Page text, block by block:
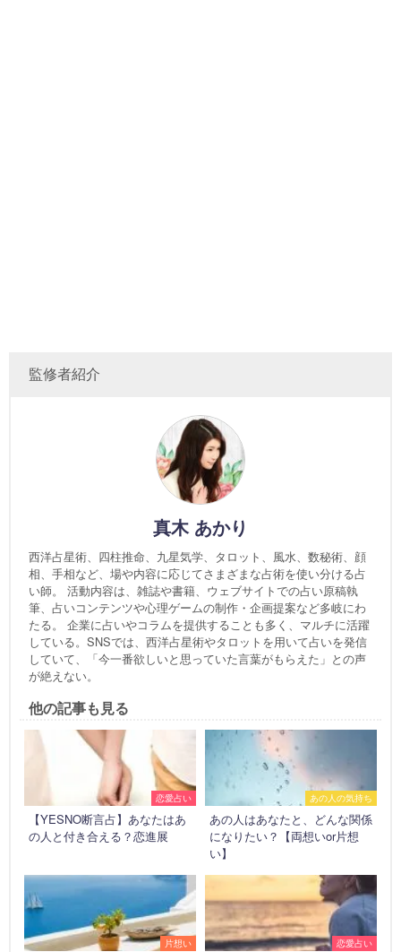
監修者紹介
真木 あかり
西洋占星術、四柱推命、九星気学、タロット、風水、数秘術、顔
相、手相など、場や内容に応じてさまざまな占術を使い分ける占
い師。 活動内容は、雑誌や書籍、ウェブサイトでの占い原稿執
筆、占いコンテンツや心理ゲームの制作・企画提案など多岐にわ
たる。 企業に占いやコラムを提供することも多く、マルチに活躍
している。SNSでは、西洋占星術やタロットを用いて占いを発信
していて、「今一番欲しいと思っていた言葉がもらえた」との声
が絶えない。
他の記事も見る
恋愛占い
【YESNO断言占】あなたはあ
の人と付き合える？恋進展
あの人の気持ち
あの人はあなたと、どんな関係
になりたい？【両想いor片想
い】
片想い 恋愛占い